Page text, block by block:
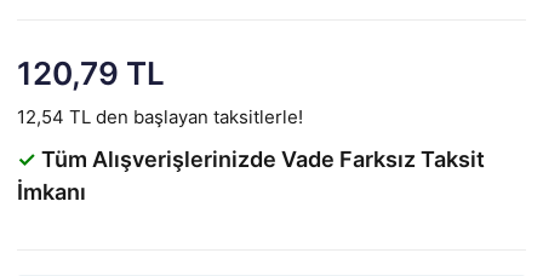
120,79 TL
12,54 TL den başlayan taksitlerle!
✓ Tüm Alışverişlerinizde Vade Farksız Taksit
İmkanı